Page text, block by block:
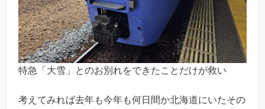
特急「大雪」とのお別れをできたことだけが救い
考えてみれば去年も今年も何日間か北海道にいたその